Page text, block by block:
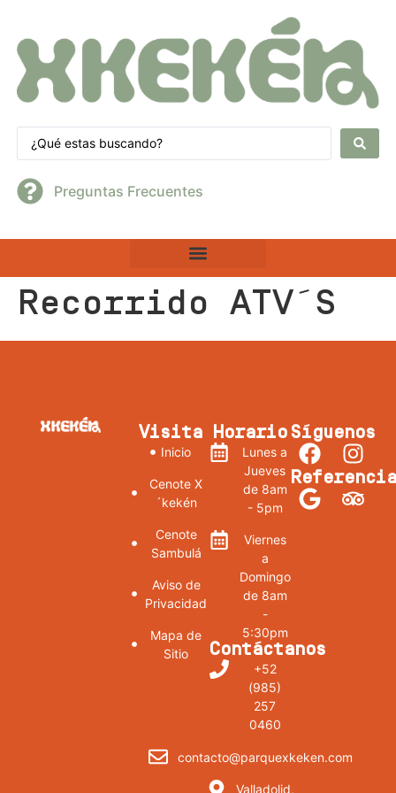
Preguntas Frecuentes
Recorrido ATV´S
Visita
Inicio
Cenote X
´kekén
Cenote
Sambulá
Aviso de
Privacidad
Mapa de
Sitio
Horario
Lunes a
Jueves
de 8am
- 5pm
Viernes
a
Domingo
de 8am
-
5:30pm
Contáctanos
+52
(985)
257
0460
contacto@parquexkeken.com
Valladolid,
Síguenos